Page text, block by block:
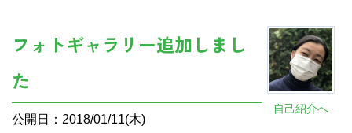
自己紹介へ
フォトギャラリー追加しまし
た
公開日：2018/01/11(木)